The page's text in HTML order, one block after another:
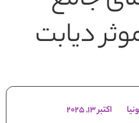
دیابت
اکتبر 13, 2025